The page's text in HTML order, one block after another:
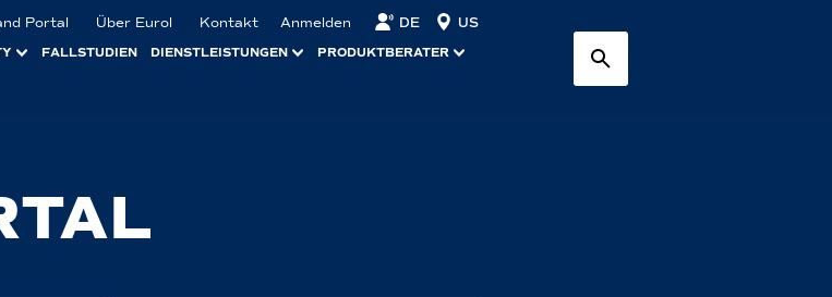
Portal Über Eurol Kontakt Anmelden DE US
FALLSTUDIEN DIENSTLEISTUNGEN
PRODUKTBERATER